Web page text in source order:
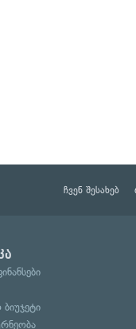
ჩვენ შესახებ